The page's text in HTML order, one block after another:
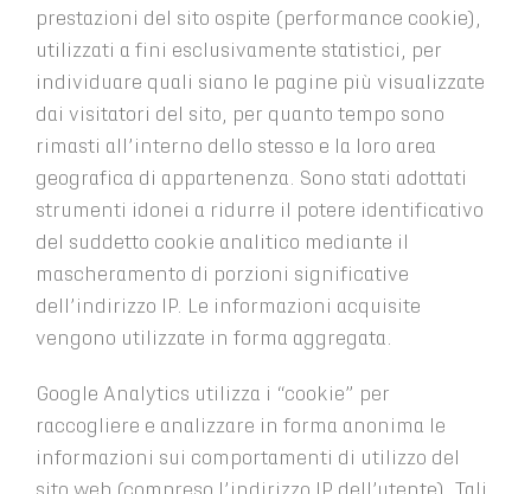
prestazioni del sito ospite (performance cookie),
utilizzati a fini esclusivamente statistici, per
individuare quali siano le pagine più visualizzate
dai visitatori del sito, per quanto tempo sono
rimasti all’interno dello stesso e la loro area
geografica di appartenenza. Sono stati adottati
strumenti idonei a ridurre il potere identificativo
del suddetto cookie analitico mediante il
mascheramento di porzioni significative
dell’indirizzo IP. Le informazioni acquisite
vengono utilizzate in forma aggregata.
Google Analytics utilizza i “cookie” per
raccogliere e analizzare in forma anonima le
informazioni sui comportamenti di utilizzo del